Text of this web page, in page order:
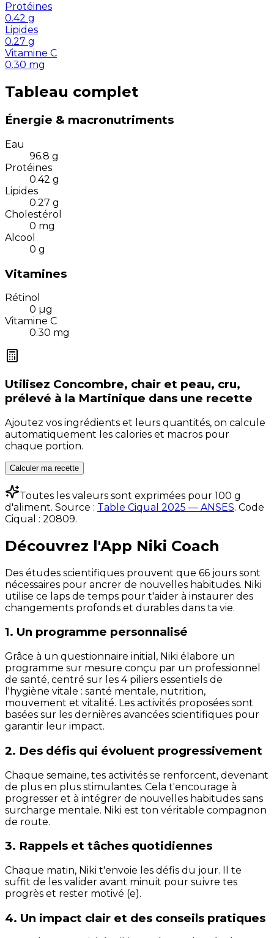
Protéines
0.42 g
Lipides
0.27 g
Vitamine C
0.30 mg
Tableau complet
Énergie & macronutriments
Eau
96.8 g
Protéines
0.42 g
Lipides
0.27 g
Cholestérol
0 mg
Alcool
0 g
Vitamines
Rétinol
0 µg
Vitamine C
0.30 mg
Utilisez Concombre, chair et peau, cru,
prélevé à la Martinique dans une recette
Ajoutez vos ingrédients et leurs quantités, on calcule
automatiquement les calories et macros pour
chaque portion.
Calculer ma recette
Toutes les valeurs sont exprimées pour 100 g
d'aliment. Source : Table Ciqual 2025 — ANSES. Code
Ciqual : 20809.
Découvrez l'App Niki Coach
Des études scientifiques prouvent que 66 jours sont
nécessaires pour ancrer de nouvelles habitudes. Niki
utilise ce laps de temps pour t'aider à instaurer des
changements profonds et durables dans ta vie.
1. Un programme personnalisé
Grâce à un questionnaire initial, Niki élabore un
programme sur mesure conçu par un professionnel
de santé, centré sur les 4 piliers essentiels de
l'hygiène vitale : santé mentale, nutrition,
mouvement et vitalité. Les activités proposées sont
basées sur les dernières avancées scientifiques pour
garantir leur impact.
2. Des défis qui évoluent progressivement
Chaque semaine, tes activités se renforcent, devenant
de plus en plus stimulantes. Cela t'encourage à
progresser et à intégrer de nouvelles habitudes sans
surcharge mentale. Niki est ton véritable compagnon
de route.
3. Rappels et tâches quotidiennes
Chaque matin, Niki t'envoie les défis du jour. Il te
suffit de les valider avant minuit pour suivre tes
progrès et rester motivé (e).
4. Un impact clair et des conseils pratiques